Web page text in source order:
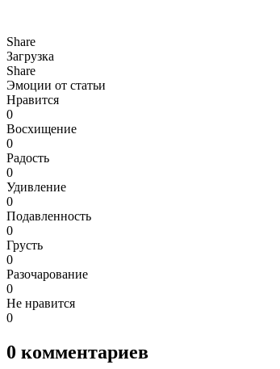
Share
Загрузка
Share
Эмоции от статьи
Нравится
0
Восхищение
0
Радость
0
Удивление
0
Подавленность
0
Грусть
0
Разочарование
0
Не нравится
0
0 комментариев